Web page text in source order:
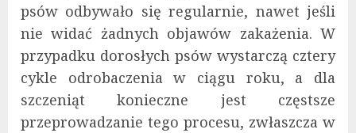
psów odbywało się regularnie, nawet jeśli
nie widać żadnych objawów zakażenia. W
przypadku dorosłych psów wystarczą cztery
cykle odrobaczenia w ciągu roku, a dla
szczeniąt konieczne jest częstsze
przeprowadzanie tego procesu, zwłaszcza w